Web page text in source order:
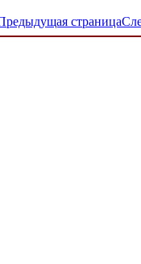
страница